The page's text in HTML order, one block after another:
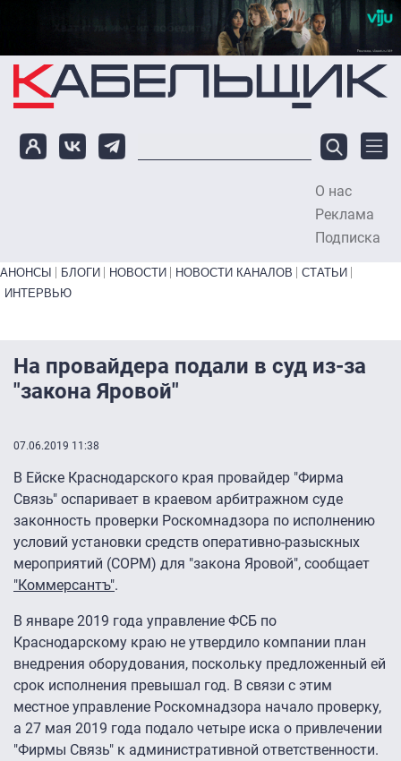
Перейти к основному содержанию
О нас
Реклама
Подписка
Primary links bottom
АНОНСЫ БЛОГИ НОВОСТИ НОВОСТИ КАНАЛОВ
СТАТЬИ
ИНТЕРВЬЮ
На провайдера подали в суд из-за
"закона Яровой"
07.06.2019 11:38
В Ейске Краснодарского края провайдер "Фирма
Связь" оспаривает в краевом арбитражном суде
законность проверки Роскомнадзора по исполнению
условий установки средств оперативно-разыскных
мероприятий (СОРМ) для "закона Яровой", сообщает
"Коммерсантъ".
В январе 2019 года управление ФСБ по
Краснодарскому краю не утвердило компании план
внедрения оборудования, поскольку предложенный ей
срок исполнения превышал год. В связи с этим
местное управление Роскомнадзора начало проверку,
а 27 мая 2019 года подало четыре иска о привлечении
"Фирмы Связь" к административной ответственности.